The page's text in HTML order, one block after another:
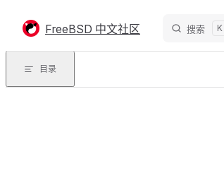
FreeBSD 中文社区 搜索 K
目录